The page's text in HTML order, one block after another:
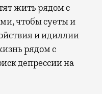
жить рядом с
чтобы суеты и
и идиллии
рядом с
депрессии на